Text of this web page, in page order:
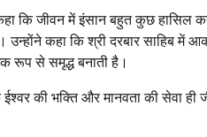
कि जीवन में इंसान बहुत कुछ हासिल
उन्होंने कहा कि श्री दरबार साहिब
रूप से समृद्ध बनाती है।
की भक्ति और मानवता की सेवा